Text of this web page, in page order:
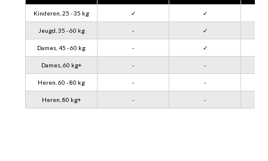
Kinderen, 25 - 35 kg ✓ ✓
Jeugd, 35 - 60 kg - ✓
Dames, 45 - 60 kg - ✓
Dames, 60 kg+ - -
Heren, 60 - 80 kg - -
Heren, 80 kg+ - -